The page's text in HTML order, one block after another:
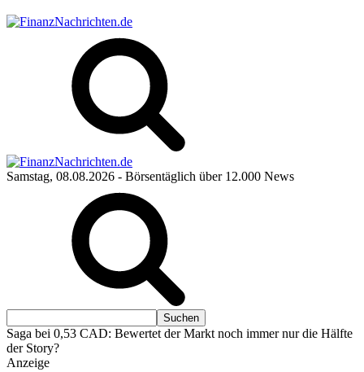
Samstag, 08.08.2026 - Börsentäglich über 12.000 News
Saga bei 0,53 CAD: Bewertet der Markt noch immer nur die Hälfte
der Story?
Anzeige